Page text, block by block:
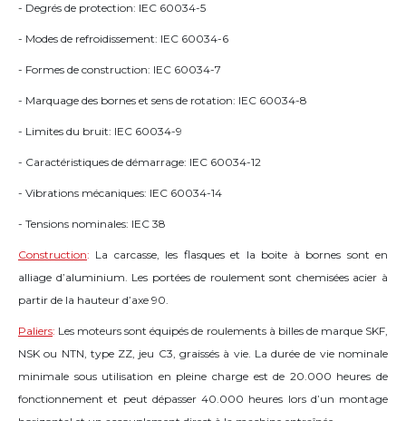
- Degrés de protection: IEC 60034-5
- Modes de refroidissement: IEC 60034-6
- Formes de construction: IEC 60034-7
- Marquage des bornes et sens de rotation: IEC 60034-8
- Limites du bruit: IEC 60034-9
- Caractéristiques de démarrage: IEC 60034-12
- Vibrations mécaniques: IEC 60034-14
- Tensions nominales: IEC 38
Construction: La carcasse, les flasques et la boite à bornes sont en
alliage d’aluminium. Les portées de roulement sont chemisées acier à
partir de la hauteur d’axe 90.
Paliers: Les moteurs sont équipés de roulements à billes de marque SKF,
NSK ou NTN, type ZZ, jeu C3, graissés à vie. La durée de vie nominale
minimale sous utilisation en pleine charge est de 20.000 heures de
fonctionnement et peut dépasser 40.000 heures lors d’un montage